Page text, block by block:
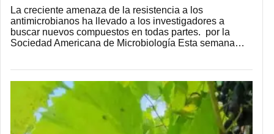
La creciente amenaza de la resistencia a los
antimicrobianos ha llevado a los investigadores a
buscar nuevos compuestos en todas partes. por la
Sociedad Americana de Microbiología Esta semana…